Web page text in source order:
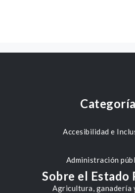
Accesibilidad e
Administración
Agricultura, ganadería
Sobre el Estado